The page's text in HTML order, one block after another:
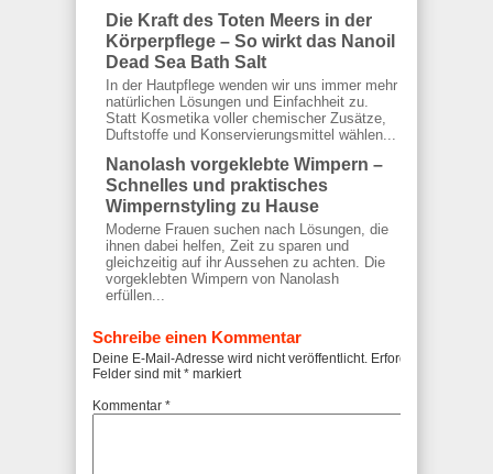
Die Kraft des Toten Meers in der
Körperpflege – So wirkt das Nanoil
Dead Sea Bath Salt
In der Hautpflege wenden wir uns immer mehr
natürlichen Lösungen und Einfachheit zu.
Statt Kosmetika voller chemischer Zusätze,
Duftstoffe und Konservierungsmittel wählen...
Nanolash vorgeklebte Wimpern –
Schnelles und praktisches
Wimpernstyling zu Hause
Moderne Frauen suchen nach Lösungen, die
ihnen dabei helfen, Zeit zu sparen und
gleichzeitig auf ihr Aussehen zu achten. Die
vorgeklebten Wimpern von Nanolash
erfüllen...
Schreibe einen Kommentar
Deine E-Mail-Adresse wird nicht veröffentlicht. Erforderliche
Felder sind mit * markiert
Kommentar *